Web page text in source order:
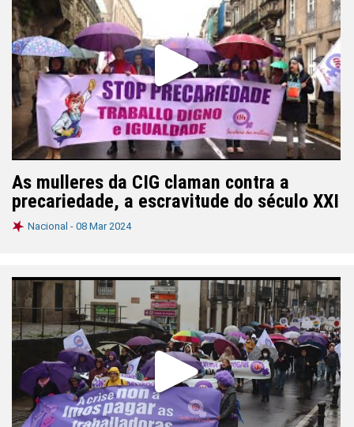
As mulleres da CIG claman contra a
precariedade, a escravitude do século XXI
Nacional - 08 Mar 2024